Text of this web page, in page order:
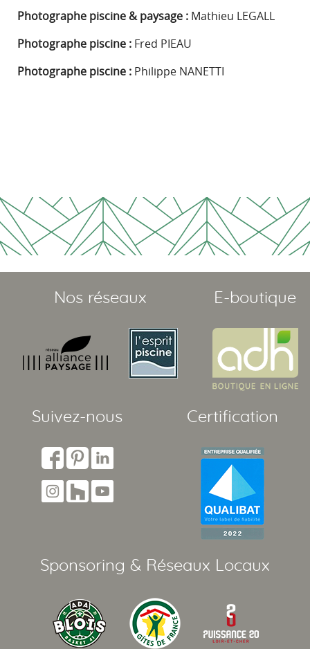
Photographe piscine & paysage : Mathieu LEGALL
Photographe piscine : Fred PIEAU
Photographe piscine : Philippe NANETTI
Nos réseaux E-boutique
Suivez-nous Certification
Sponsoring & Réseaux Locaux